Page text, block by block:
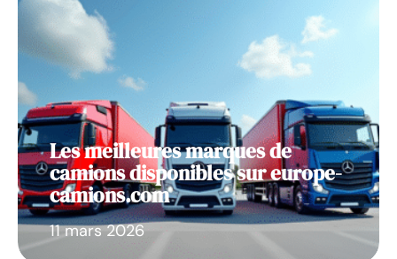
Les meilleures marques de
camions disponibles sur europe-
camions.com
11 mars 2026